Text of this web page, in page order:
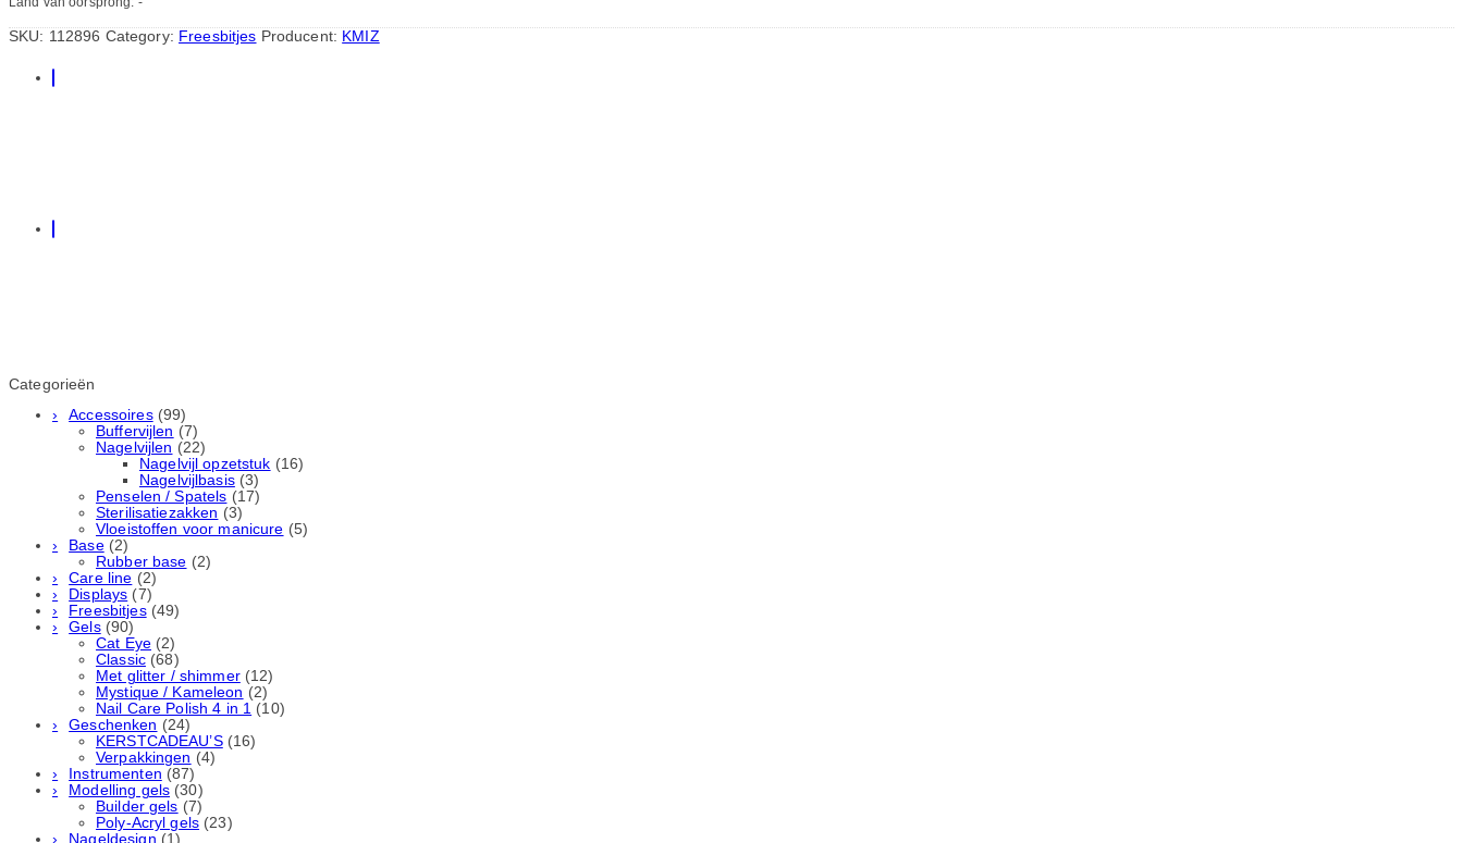
SKU: 112896 Category: Freesbitjes Producent: KMIZ
Categorieën
Accessoires (99)
Buffervijlen (7)
Nagelvijlen (22)
Nagelvijl opzetstuk (16)
Nagelvijlbasis (3)
Penselen / Spatels (17)
Sterilisatiezakken (3)
Vloeistoffen voor manicure (5)
Base (2)
Rubber basе (2)
Care line (2)
Displays (7)
Freesbitjes (49)
Gels (90)
Cat Eye (2)
Classic (68)
Met glitter / shimmer (12)
Mystique / Kameleon (2)
Nail Care Polish 4 in 1 (10)
Geschenken (24)
KERSTCADEAU’S (16)
Verpakkingen (4)
Instrumenten (87)
Modelling gels (30)
Builder gels (7)
Poly-Acryl gels (23)
Nageldesign (1)